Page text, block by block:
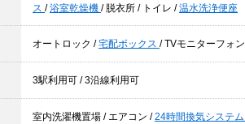
ス /浴室乾燥機 / 脱衣所 / トイレ /温水洗浄便座
オートロック /宅配ボックス /TVモニターフォン
3駅利用可 /3沿線利用可
室内洗濯機置場 / エアコン /24時間換気システム